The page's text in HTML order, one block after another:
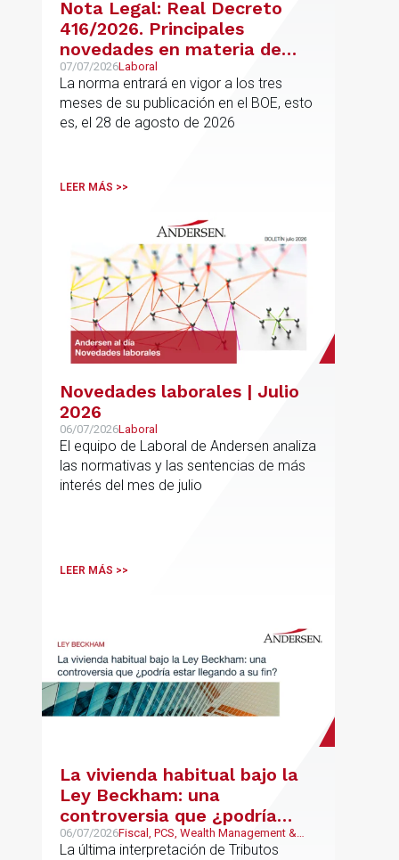
Nota Legal: Real Decreto
416/2026. Principales
novedades en materia de
jubilación flexible y jubilación
demorada
07/07/2026Laboral
La norma entrará en vigor a los tres
meses de su publicación en el BOE, esto
es, el 28 de agosto de 2026
LEER MÁS >>
Novedades laborales | Julio
2026
06/07/2026Laboral
El equipo de Laboral de Andersen analiza
las normativas y las sentencias de más
interés del mes de julio
LEER MÁS >>
La vivienda habitual bajo la
Ley Beckham: una
controversia que ¿podría
estar llegando a su fin?
06/07/2026Fiscal, PCS, Wealth Management &
Family Business
La última interpretación de Tributos